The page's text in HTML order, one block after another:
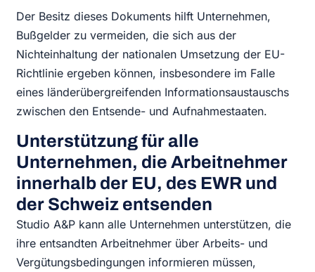
Der Besitz dieses Dokuments hilft Unternehmen,
Bußgelder zu vermeiden, die sich aus der
Nichteinhaltung der nationalen Umsetzung der EU-
Richtlinie ergeben können, insbesondere im Falle
eines länderübergreifenden Informationsaustauschs
zwischen den Entsende- und Aufnahmestaaten.
Unterstützung für alle
Unternehmen, die Arbeitnehmer
innerhalb der EU, des EWR und
der Schweiz entsenden
Studio A&P kann alle Unternehmen unterstützen, die
ihre entsandten Arbeitnehmer über Arbeits- und
Vergütungsbedingungen informieren müssen,